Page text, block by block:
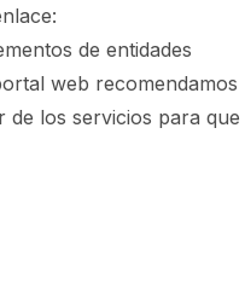
de entidades
web recomendamos
de los servicios para que